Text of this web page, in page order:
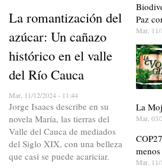
La romantización del
azúcar: Un cañazo
histórico en el valle
del Río Cauca
Mar, 11/12/2024 - 11:44
Jorge Isaacs describe en su
novela María, las tierras del
Valle del Cauca de mediados
del Siglo XIX, con una belleza
que casi se puede acariciar.
Paz
Mar,
La
Mar, 03/
Mar,